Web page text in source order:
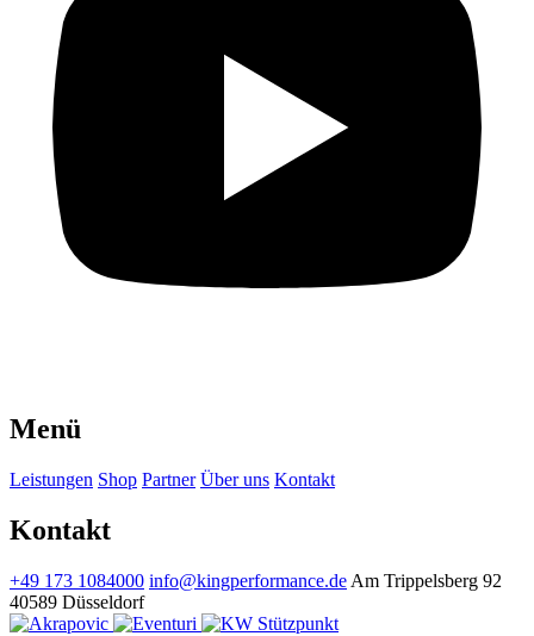
Menü
Leistungen Shop Partner Über uns Kontakt
Kontakt
+49 173 1084000 info@kingperformance.de Am Trippelsberg 92
40589 Düsseldorf